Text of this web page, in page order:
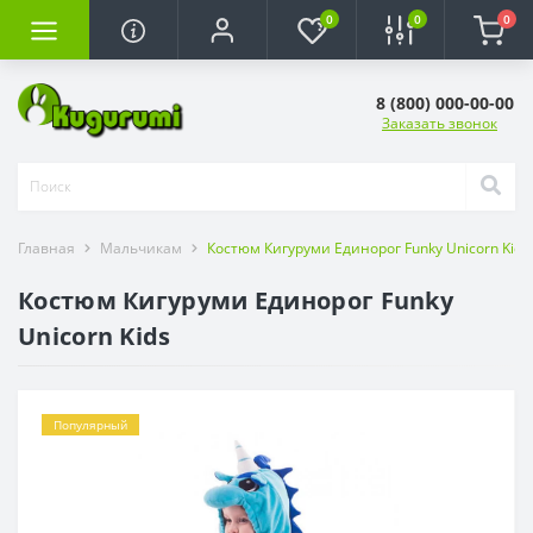
0 0 0
8 (800) 000-00-00
Заказать звонок
Главная Мальчикам Костюм Кигуруми Единорог Funky Unicorn Kids
Костюм Кигуруми Единорог Funky
Unicorn Kids
Популярный